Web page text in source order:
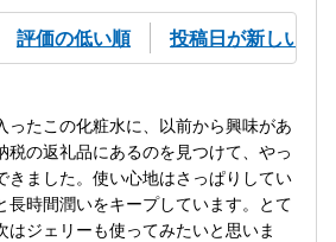
評価の低い順 投稿日が新しい順
ったこの化粧水に、以前から興味があ
税の返礼品にあるのを見つけて、やっ
きました。使い心地はさっぱりしてい
長時間潤いをキープしています。とて
はジェリーも使ってみたいと思いま